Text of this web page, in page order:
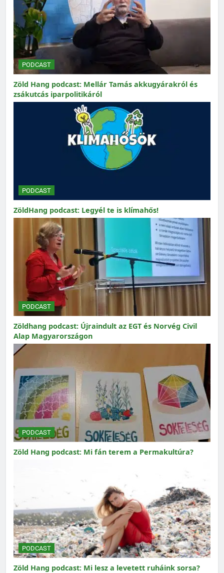
PODCAST
Zöld Hang podcast: Mellár Tamás akkugyárakról és
zsákutcás iparpolitikáról
PODCAST
ZöldHang podcast: Legyél te is klímahős!
PODCAST
Zöldhang podcast: Újraindult az EGT és Norvég Civil
Alap Magyarországon
PODCAST
Zöld Hang podcast: Mi fán terem a Permakultúra?
PODCAST
Zöld Hang podcast: Mi lesz a levetett ruháink sorsa?